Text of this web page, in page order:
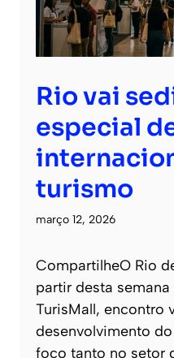
Rio vai
especial
turismo
março 12, 2026
CompartilheO Rio
partir desta
TurisMall, encontro
desenvolvimento
foco tanto no setor